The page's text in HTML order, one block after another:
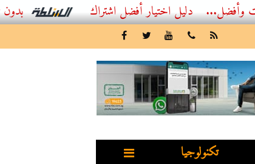
أفضل اشتراك IPTV بدون تقطيع 2026 – دليل المشاهد العصري
تكنولوجيا